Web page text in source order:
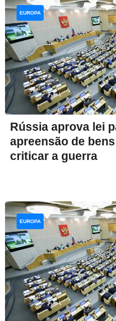
Rússia aprova lei
apreensão de
criticar a guerra
EUROPA
EUROPA